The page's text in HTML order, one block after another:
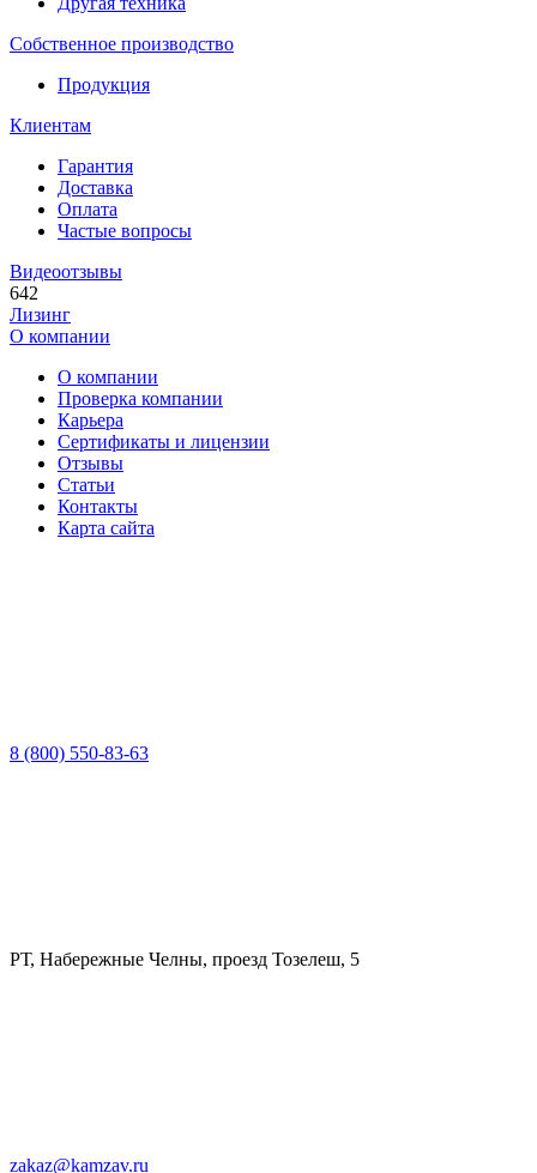
Собственное производство
Продукция
Клиентам
Гарантия
Доставка
Оплата
Частые вопросы
Видеоотзывы
642
Лизинг
О компании
О компании
Проверка компании
Карьера
Сертификаты и лицензии
Отзывы
Статьи
Контакты
Карта сайта
8 (800) 550-83-63
РТ, Набережные Челны, проезд Тозелеш, 5
zakaz@kamzav.ru